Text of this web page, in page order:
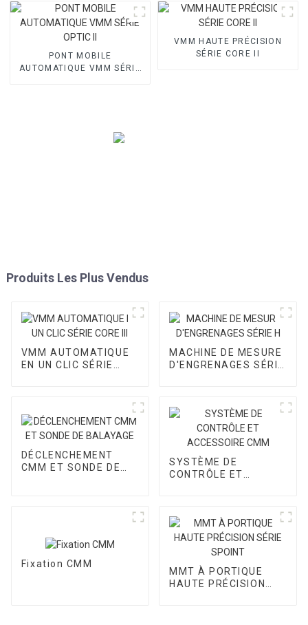
PONT MOBILE
AUTOMATIQUE VMM SÉRIE
VMM HAUTE PRÉCISION
SÉRIE CORE II
Produits Les Plus Vendus
VMM AUTOMATIQUE
EN UN CLIC SÉRIE
MACHINE DE MESURE
D'ENGRENAGES SÉRIE
DÉCLENCHEMENT
CMM ET SONDE DE
SYSTÈME DE
CONTRÔLE ET
Fixation CMM
MMT À PORTIQUE
HAUTE PRÉCISION